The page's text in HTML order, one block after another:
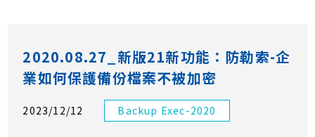
2020.08.27_新版21新功能：防勒索-企
業如何保護備份檔案不被加密
2023/12/12 Backup Exec-2020